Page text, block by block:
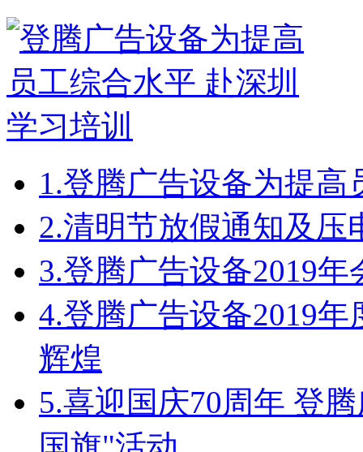
1.登腾广告设备为提高
2.清明节放假通知及压
3.登腾广告设备2019
4.登腾广告设备2019
辉煌
5.喜迎国庆70周年 登